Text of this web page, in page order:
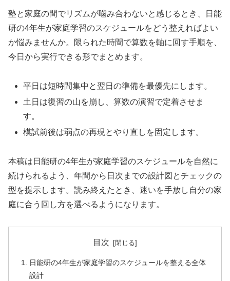
塾と家庭の間でリズムが噛み合わないと感じるとき、日能
研の4年生が家庭学習のスケジュールをどう整えればよい
か悩みませんか。限られた時間で算数を軸に回す手順を、
今日から実行できる形でまとめます。
平日は短時間集中と翌日の準備を最優先にします。
土日は復習の山を崩し、算数の演習で定着させま
す。
模試前後は弱点の再現とやり直しを固定します。
本稿は日能研の4年生が家庭学習のスケジュールを自然に
続けられるよう、年間から日次までの設計図とチェックの
型を提示します。読み終えたとき、迷いを手放し自分の家
庭に合う回し方を選べるようになります。
目次
日能研の4年生が家庭学習のスケジュールを整える全体
設計